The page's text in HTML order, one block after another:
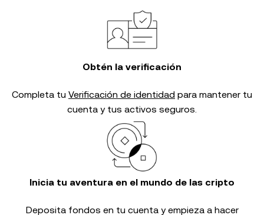
Obtén la verificación
Completa tu Verificación de identidad para mantener tu
cuenta y tus activos seguros.
Inicia tu aventura en el mundo de las cripto
Deposita fondos en tu cuenta y empieza a hacer